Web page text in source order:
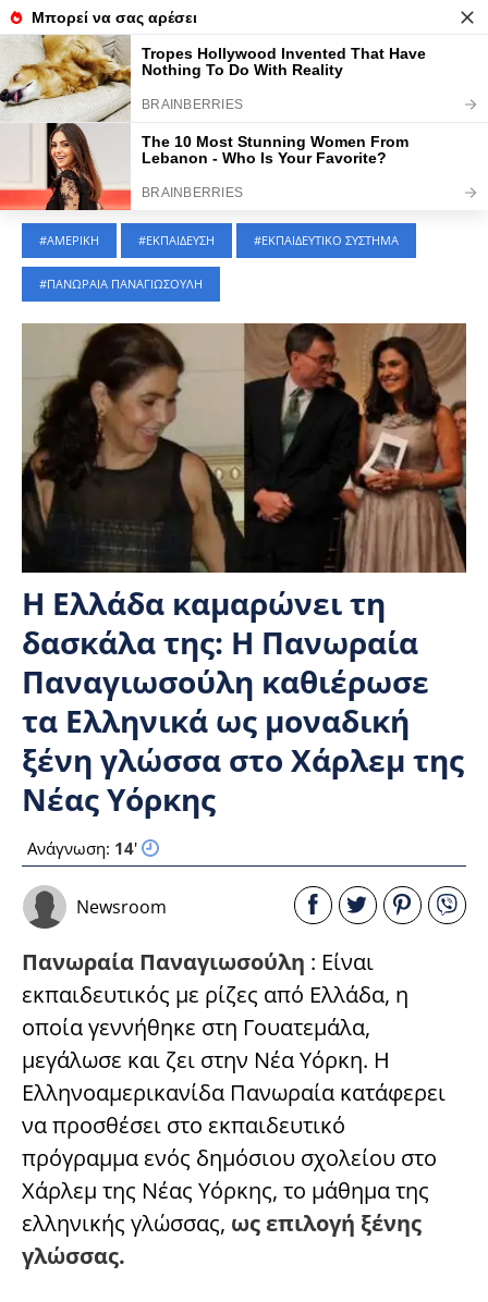
Τελευταίες Ειδήσεις
ΑΦΙΕΡΩΜΑΤΑ|7 Απριλίου 2023
ΑΜΕΡΙΚΗ ΕΚΠΑΙΔΕΥΣΗ ΕΚΠΑΙΔΕΥΤΙΚΟ ΣΥΣΤΗΜΑ
ΠΑΝΩΡΑΙΑ ΠΑΝΑΓΙΩΣΟΥΛΗ
Η Ελλάδα καμαρώνει τη
δασκάλα της: Η Πανωραία
Παναγιωσούλη καθιέρωσε
τα Ελληνικά ως μοναδική
ξένη γλώσσα στο Χάρλεμ της
Νέας Υόρκης
Ανάγνωση: 14'
Newsroom
Πανωραία Παναγιωσούλη : Είναι
εκπαιδευτικός με ρίζες από Ελλάδα, η
οποία γεννήθηκε στη Γουατεμάλα,
μεγάλωσε και ζει στην Νέα Υόρκη. Η
Ελληνοαμερικανίδα Πανωραία κατάφερει
να προσθέσει στο εκπαιδευτικό
πρόγραμμα ενός δημόσιου σχολείου στο
Χάρλεμ της Νέας Υόρκης, το μάθημα της
ελληνικής γλώσσας, ως επιλογή ξένης
γλώσσας.